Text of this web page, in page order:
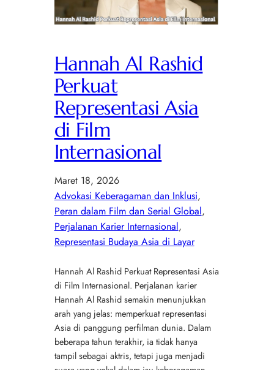
Hannah Al Rashid
Perkuat
Representasi Asia
di Film
Internasional
Maret 18, 2026
Advokasi Keberagaman dan Inklusi
Peran dalam Film dan Serial Global
Perjalanan Karier Internasional
Representasi Budaya Asia di Layar
Hannah Al Rashid Perkuat Representasi Asia
di Film Internasional. Perjalanan karier
Hannah Al Rashid semakin menunjukkan
arah yang jelas: memperkuat representasi
Asia di panggung perfilman dunia. Dalam
beberapa tahun terakhir, ia tidak hanya
tampil sebagai aktris, tetapi juga menjadi